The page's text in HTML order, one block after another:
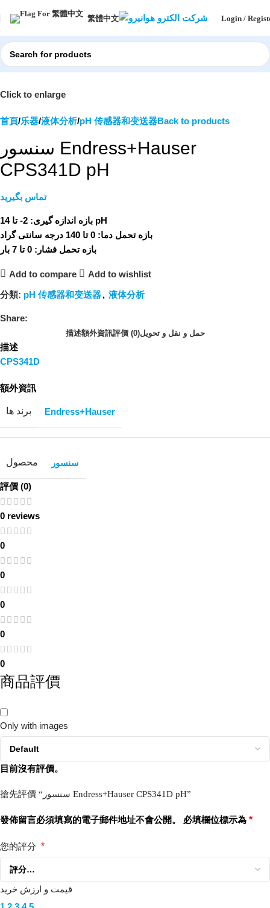
繁體中文 Login /
Click to enlarge
首頁 乐器 液体分析 pH 传感器和变送器Back to products
سنسور Endress+Hauser
CPS341D pH
تماس بگیرید
بازه اندازه گیری: 2- تا 14 pH
بازه تحمل دما: 0 تا 140 درجه سانتی گراد
بازه تحمل فشار: 0 تا 7 بار
Add to compare Add to wishlist
分類: pH 传感器和变送器, 液体分析
Share:
描述額外資訊評價 (0)حمل و نقل و تحویل
描述
CPS341D
額外資訊
برند ها Endress+Hauser
محصول سنسور
評價 (0)
0 reviews
0
0
0
0
0
商品評價
Only with images
目前沒有評價。
搶先評價 “سنسور Endress+Hauser CPS341D pH”
發佈留言必須填寫的電子郵件地址不會公開。 必填欄位標示為 *
您的評分 *
قیمت و ارزش خرید